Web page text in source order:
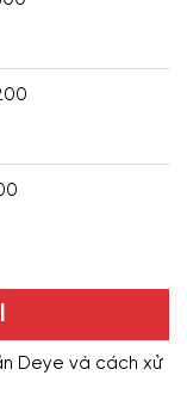
Deye và cách xử